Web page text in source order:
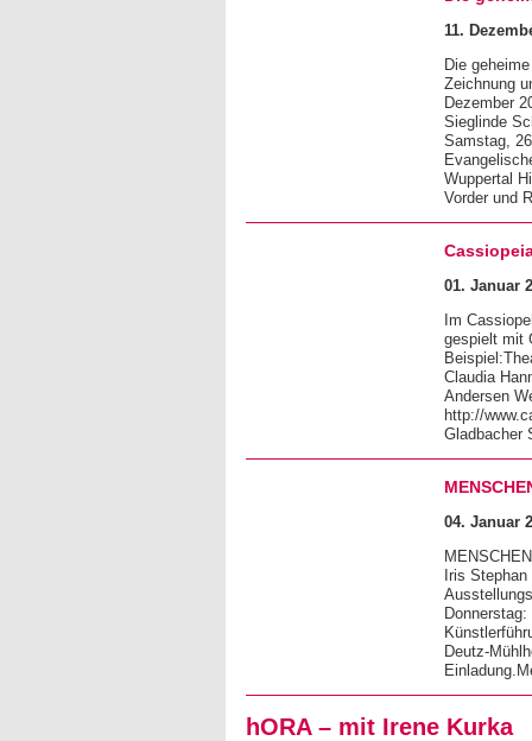
11.
Die
Zeichnung
Dezember
Sieglinde
Samstag,
Wuppertal
Vorder und
01. Januar
Im
gespielt mit
Claudia
Andersen
http://
Gladbacher
04. Januar
Iris
Deutz-
hORA – mit Irene Kurka